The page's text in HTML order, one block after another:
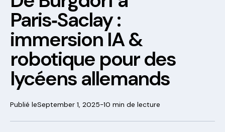
Paris‑Saclay :
immersion IA &
robotique pour des
lycéens allemands
Publié leSeptember 1, 2025-10 min de lecture